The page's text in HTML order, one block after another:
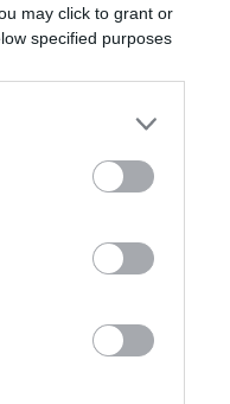
may click to grant or
specified purposes
MAGYARORSZÁG
STATISZTIKA
VAKCINAÚTLEVÉL